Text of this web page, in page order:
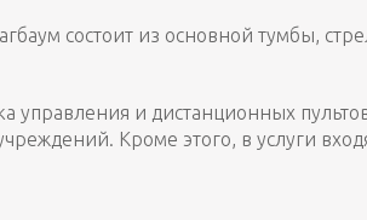
состоит из основной тумбы,
и дистанционных
Кроме этого, в услуги